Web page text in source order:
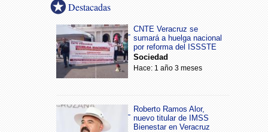
Destacadas
CNTE Veracruz se
sumará a huelga nacional
por reforma del ISSSTE
Sociedad
Hace: 1 año 3 meses
Roberto Ramos Alor,
nuevo titular de IMSS
Bienestar en Veracruz